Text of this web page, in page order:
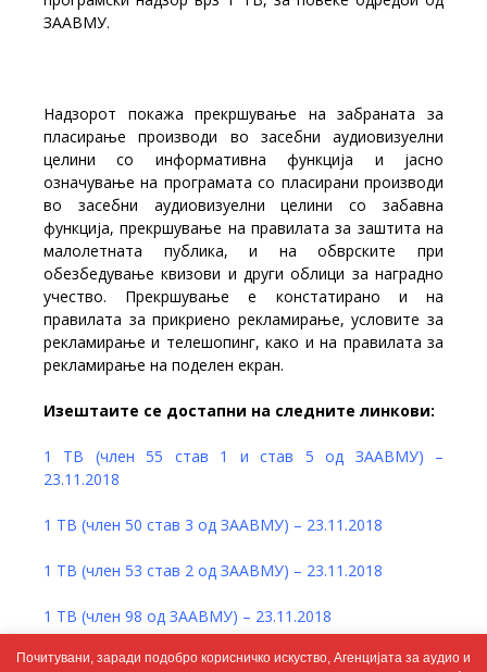
ЗААВМУ.
Надзорот покажа прекршување на забраната за
пласирање производи во засебни аудиовизуелни
целини со информативна функција и јасно
означување на програмата со пласирани производи
во засебни аудиовизуелни целини со забавна
функција, прекршување на правилата за заштита на
малолетната публика,и на обврските при
обезбедување квизови и други облици за наградно
учество. Прекршување е констатирано и на
правилата за прикриено рекламирање, условите за
рекламирање и телешопинг, како и на правилата за
рекламирање на поделен екран.
Изештаите се достапни на следните линкови:
1 ТВ (член 55 став 1 и став 5 од ЗААВМУ) –
23.11.2018
1 ТВ (член 50 став 3 од ЗААВМУ) – 23.11.2018
1 ТВ (член 53 став 2 од ЗААВМУ) – 23.11.2018
1 ТВ (член 98 од ЗААВМУ) – 23.11.2018
1 ТВ (член 52 од ЗААВМУ – 23.11.2018
Почитувани, заради подобро корисничко искуство, Агенцијата за аудио и